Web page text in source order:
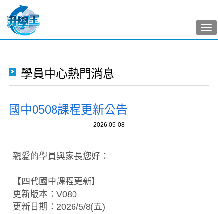
學員中心熱門消息
國中0508課程更新公告
2026-05-08
親愛的學員與家長您好：
【四代國中課程更新】
更新版本：V080
更新日期：2026/5/8(五)